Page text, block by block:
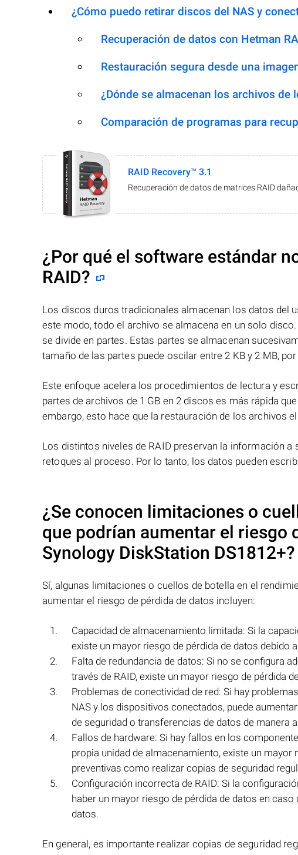
¿Cómo puedo retirar discos del NAS y
Recuperación de datos con Hetman
Restauración segura desde una
¿Dónde se almacenan los archivos de
Comparación de programas para
RAID Recovery™ 3.1
Recuperación de datos de matrices RAID
¿Por qué el software estándar
RAID?
Los discos duros tradicionales almacenan los datos del
este modo, todo el archivo se almacena en un solo
se divide en partes. Estas partes se almacenan
tamaño de las partes puede oscilar entre 2 KB y 2 MB,
Este enfoque acelera los procedimientos de lectura y
partes de archivos de 1 GB en 2 discos es más rápida
embargo, esto hace que la restauración de los archivos
Los distintos niveles de RAID preservan la información a
retoques al proceso. Por lo tanto, los datos pueden
¿Se conocen limitaciones o
que podrían aumentar el riesgo
Synology DiskStation DS1812+?
Sí, algunas limitaciones o cuellos de botella en el
aumentar el riesgo de pérdida de datos incluyen:
Capacidad de almacenamiento limitada: Si la
existe un mayor riesgo de pérdida de datos debido
Falta de redundancia de datos: Si no se configura
través de RAID, existe un mayor riesgo de pérdida
Problemas de conectividad de red: Si hay
NAS y los dispositivos conectados, puede
de seguridad o transferencias de datos de manera
Fallos de hardware: Si hay fallos en los
propia unidad de almacenamiento, existe un
preventivas como realizar copias de seguridad
Configuración incorrecta de RAID: Si la
haber un mayor riesgo de pérdida de datos en
datos.
En general, es importante realizar copias de seguridad